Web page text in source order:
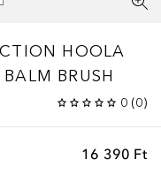
HOOLA
BRUSH
0 (0)
16 390 Ft